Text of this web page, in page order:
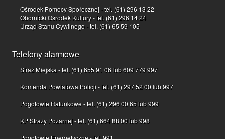
Ośrodek Pomocy Społecznej - tel. (61) 296 13 22
Obornicki Ośrodek Kultury - tel. (61) 296 14 24
Urząd Stanu Cywilnego - tel. (61) 65 59 105
Telefony alarmowe
Straż Miejska - tel. (61) 655 91 06 lub 609 779 997
Komenda Powiatowa Policji - tel. (61) 297 52 00 lub 997
Pogotowie Ratunkowe - tel. (61) 296 00 65 lub 999
KP Straży Pożarnej - tel. (61) 664 88 00 lub 998